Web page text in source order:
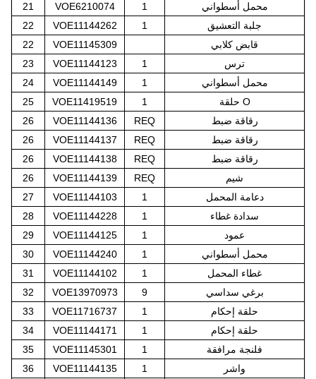
21
VOE6210074 1
محمل أسطواني
22
VOE11144262 1
جلبة التعشيق
22
VOE11145309
قابض كلابي
23
VOE11144123 1
ترس
24
VOE11144149 1
محمل أسطواني
25
VOE11419519 1
حلقة O
26
VOE11144136 REQ
رقاقة ضبط
26
VOE11144137 REQ
رقاقة ضبط
26
VOE11144138 REQ
رقاقة ضبط
26
VOE11144139 REQ
شيم
27
VOE11144103 1
دعامة المحمل
28
VOE11144228 1
سدادة غطاء
29
VOE11144125 1
عمود
30
VOE11144240 1
محمل أسطواني
31
VOE11144102 1
غطاء المحمل
32
VOE13970973 9
برغي سداسي
33
VOE11716737 1
حلقة إحكام
34
VOE11144171 1
حلقة إحكام
35
VOE11145301 1
فلنجة مرافقة
36
VOE11144135 1
واشر